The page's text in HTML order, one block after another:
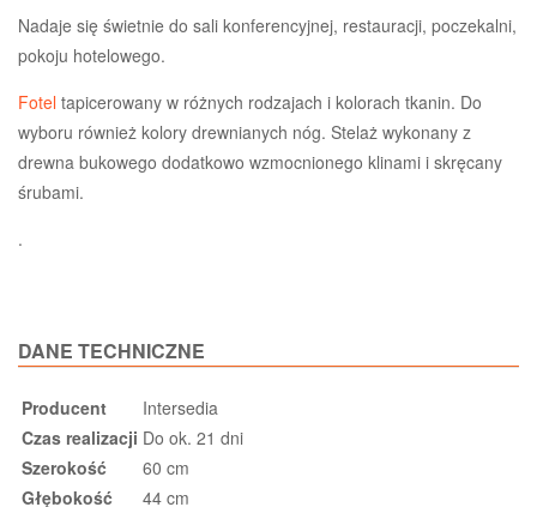
Nadaje się świetnie do sali konferencyjnej, restauracji, poczekalni,
pokoju hotelowego.
Fotel tapicerowany w różnych rodzajach i kolorach tkanin. Do
wyboru również kolory drewnianych nóg. Stelaż wykonany z
drewna bukowego dodatkowo wzmocnionego klinami i skręcany
śrubami.
.
DANE TECHNICZNE
Producent
Intersedia
Czas realizacji Do ok. 21 dni
Szerokość
60 cm
Głębokość
44 cm